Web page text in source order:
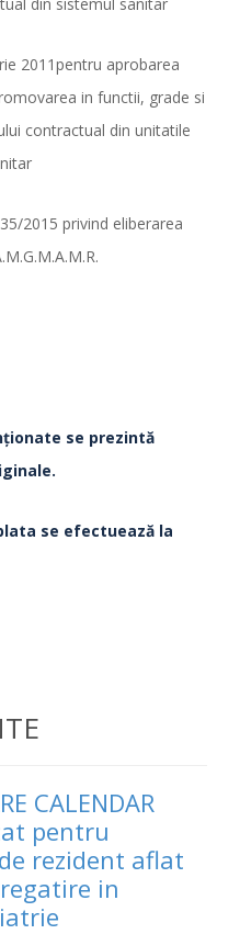
2011pentru aprobarea
in functii, grade si
contractual din unitatile
2015 privind eliberarea
se prezintă
se efectuează la
CALENDAR
pentru
rezident aflat
in